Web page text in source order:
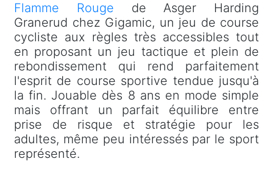
Flamme Rouge deAsger Harding
Granerud chez Gigamic, un jeu de course
cycliste aux règles très accessibles tout
en proposant un jeu tactique et plein de
rebondissement qui rend parfaitement
l'esprit de course sportive tendue jusqu'à
la fin. Jouable dès 8 ans en mode simple
mais offrant un parfait équilibre entre
prise de risque et stratégie pour les
adultes, même peu intéressés par le sport
représenté.